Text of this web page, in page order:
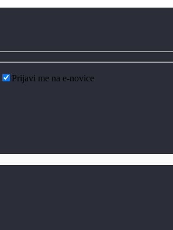
Prijavi me na e-novice